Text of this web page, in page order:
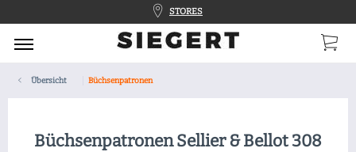
STORES
Übersicht Büchsenpatronen
Büchsenpatronen Sellier & Bellot 308